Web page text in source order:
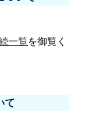
一覧を御覧く
て